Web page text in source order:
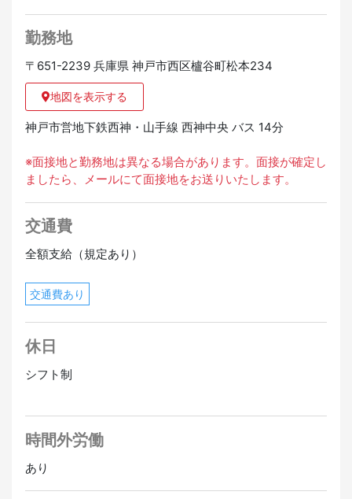
勤務地
〒651-2239 兵庫県 神戸市西区櫨谷町松本234
地図を表示する
神戸市営地下鉄西神・山手線 西神中央 バス 14分
※面接地と勤務地は異なる場合があります。面接が確定し
ましたら、メールにて面接地をお送りいたします。
交通費
全額支給（規定あり）
交通費あり
休日
シフト制
時間外労働
あり